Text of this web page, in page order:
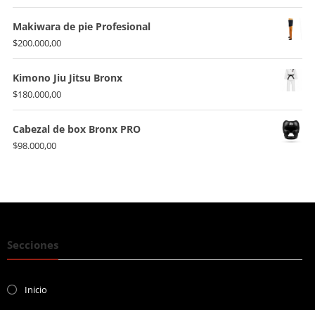
Makiwara de pie Profesional
$200.000,00
Kimono Jiu Jitsu Bronx
$180.000,00
Cabezal de box Bronx PRO
$98.000,00
Secciones
Inicio